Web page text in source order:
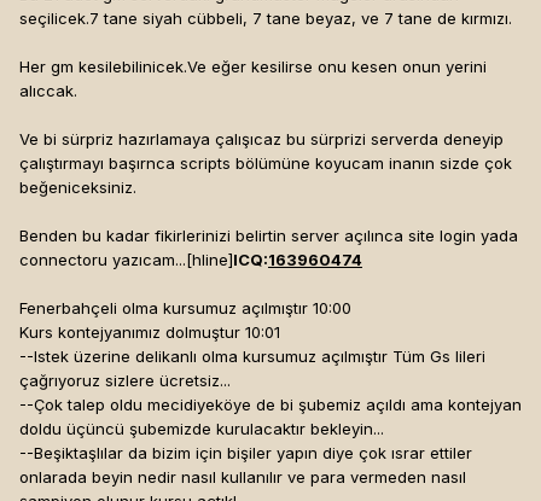
seçilicek.7 tane siyah cübbeli, 7 tane beyaz, ve 7 tane de kırmızı.
Her gm kesilebilinicek.Ve eğer kesilirse onu kesen onun yerini
alıccak.
Ve bi sürpriz hazırlamaya çalışıcaz bu sürprizi serverda deneyip
çalıştırmayı başırnca scripts bölümüne koyucam inanın sizde çok
beğeniceksiniz.
Benden bu kadar fikirlerinizi belirtin server açılınca site login yada
connectoru yazıcam...[hline]ICQ:163960474
Fenerbahçeli olma kursumuz açılmıştır 10:00
Kurs kontejyanımız dolmuştur 10:01
--Istek üzerine delikanlı olma kursumuz açılmıştır Tüm Gs lileri
çağrıyoruz sizlere ücretsiz...
--Çok talep oldu mecidiyeköye de bi şubemiz açıldı ama kontejyan
doldu üçüncü şubemizde kurulacaktır bekleyin...
--Beşiktaşlılar da bizim için bişiler yapın diye çok ısrar ettiler
onlarada beyin nedir nasıl kullanılır ve para vermeden nasıl